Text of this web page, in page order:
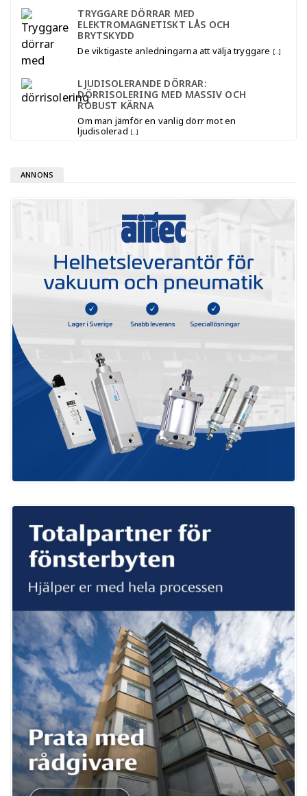
TRYGGARE DÖRRAR MED
ELEKTROMAGNETISKT LÅS OCH
BRYTSKYDD
De viktigaste anledningarna att välja tryggare […]
LJUDISOLERANDE DÖRRAR:
DÖRRISOLERING MED MASSIV OCH
ROBUST KÄRNA
Om man jämför en vanlig dörr mot en
ljudisolerad […]
ANNONS